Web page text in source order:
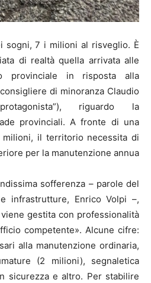
sogni, 7 i milioni al risveglio. È
di realtà quella arrivata alle
provinciale in risposta alla
di minoranza Claudio
riguardo la
provinciali. A fronte di una
il territorio necessita di
per la manutenzione annua
sofferenza – parole del
infrastrutture, Enrico Volpi –,
gestita con professionalità
competente». Alcune cifre:
alla manutenzione ordinaria,
(2 milioni), segnaletica
sicurezza e altro. Per stabilire